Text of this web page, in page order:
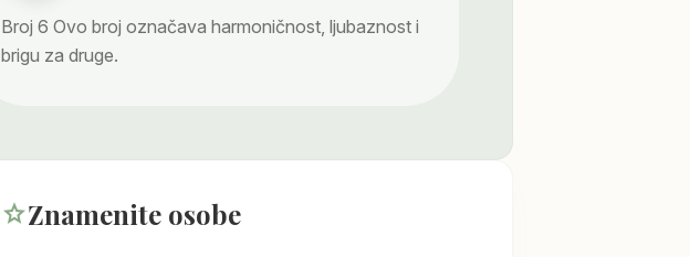
Broj 6 Ovo broj označava harmoničnost, ljubaznost i
brigu za druge.
starZnamenite osobe